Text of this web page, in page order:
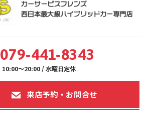
079-441-8343
10:00～20:00 / 水曜日定休
来店予約・お問合せ